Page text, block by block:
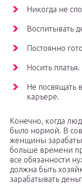
Никогда не
Воспитывать
Постоянно
Носить платья.
Не посвящать
карьере.
Конечно, когда
было нормой. В
женщины
больше времени
все обязанности
должна быть
зарабатывать